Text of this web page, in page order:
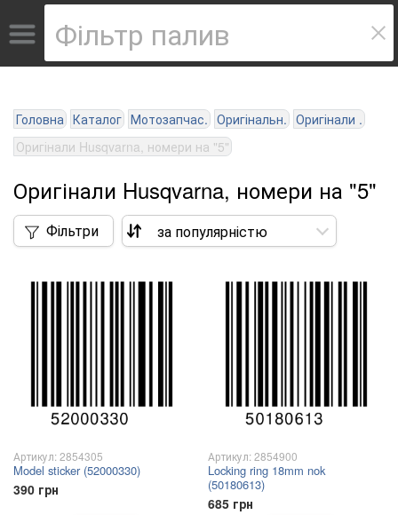
Головна Каталог Мотозапчас. Оригінальн. Оригінали .
Оригінали Husqvarna, номери на "5"
Оригінали Husqvarna, номери на "5"
Фільтри
Артикул: 2854305
Model sticker (52000330)
390 грн
Артикул: 2854900
Locking ring 18mm nok
(50180613)
685 грн